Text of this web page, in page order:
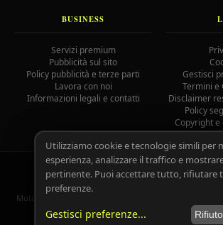
BUSINESS
Servizi premium
Pubblicità sul sito
Policy pubblicità e terze parti
Lavora con noi
Informazioni legali e contatti
Gestisci
Termini e
Disclaimer
Policy
Copyright
© 2026 MotoAutoGratis.it — Tutti i diritti
MotoAutoGratis non è responsabile per il contenuto
dagli utenti registrati.
Leggi il disclaimer
Utilizziamo cookie e tecnologie simili per
esperienza, analizzare il traffico e
pertinente. Puoi accettare tutto, rifiutare
preferenze.
Gestisci preferenze... Rifiuto